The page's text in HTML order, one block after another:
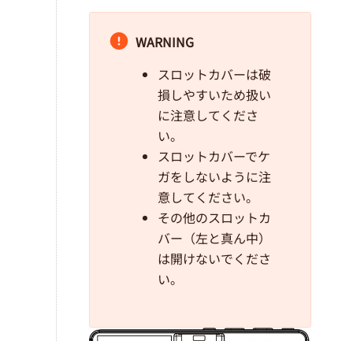
WARNING
スロットカバーは破
損しやすいため扱い
に注意してくださ
い。
スロットカバーでケ
ガをしないように注
意してください。
その他のスロットカ
バー（左と真ん中）
は開けないでくださ
い。